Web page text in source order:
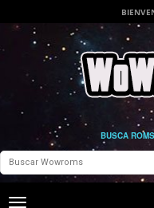
BUSCA
Toggle